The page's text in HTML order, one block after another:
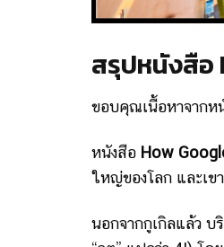
สรุปหนังสือ
ขอบคุณเนื้อหาจากห
หนังสือ How
ใหญ่ของโลก และเข
นอกจากกูเกิลแล้ว บ